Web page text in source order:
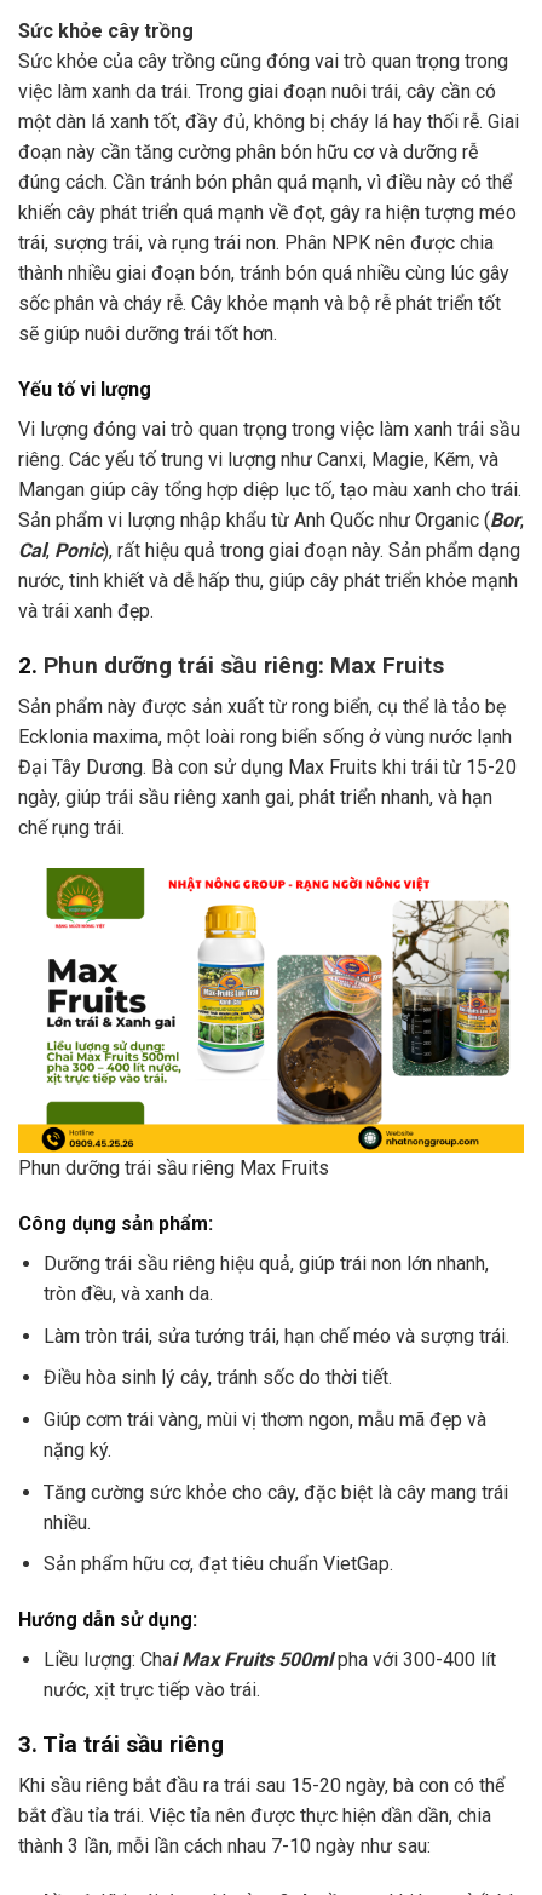
Sức khỏe cây trồng
Sức khỏe của cây trồng cũng đóng vai trò quan trọng trong
việc làm xanh da trái. Trong giai đoạn nuôi trái, cây cần có
một dàn lá xanh tốt, đầy đủ, không bị cháy lá hay thối rễ. Giai
đoạn này cần tăng cường phân bón hữu cơ và dưỡng rễ
đúng cách. Cần tránh bón phân quá mạnh, vì điều này có thể
khiến cây phát triển quá mạnh về đọt, gây ra hiện tượng méo
trái, sượng trái, và rụng trái non. Phân NPK nên được chia
thành nhiều giai đoạn bón, tránh bón quá nhiều cùng lúc gây
sốc phân và cháy rễ. Cây khỏe mạnh và bộ rễ phát triển tốt
sẽ giúp nuôi dưỡng trái tốt hơn.
Yếu tố vi lượng
Vi lượng đóng vai trò quan trọng trong việc làm xanh trái sầu
riêng. Các yếu tố trung vi lượng như Canxi, Magie, Kẽm, và
Mangan giúp cây tổng hợp diệp lục tố, tạo màu xanh cho trái.
Sản phẩm vi lượng nhập khẩu từ Anh Quốc như Organic (Bor,
Cal, Ponic), rất hiệu quả trong giai đoạn này. Sản phẩm dạng
nước, tinh khiết và dễ hấp thu, giúp cây phát triển khỏe mạnh
và trái xanh đẹp.
2. Phun dưỡng trái sầu riêng: Max Fruits
Sản phẩm này được sản xuất từ rong biển, cụ thể là tảo bẹ
Ecklonia maxima, một loài rong biển sống ở vùng nước lạnh
Đại Tây Dương. Bà con sử dụng Max Fruits khi trái từ 15-20
ngày, giúp trái sầu riêng xanh gai, phát triển nhanh, và hạn
chế rụng trái.
Phun dưỡng trái sầu riêng Max Fruits
Công dụng sản phẩm:
Dưỡng trái sầu riêng hiệu quả, giúp trái non lớn nhanh,
tròn đều, và xanh da.
Làm tròn trái, sửa tướng trái, hạn chế méo và sượng trái.
Điều hòa sinh lý cây, tránh sốc do thời tiết.
Giúp cơm trái vàng, mùi vị thơm ngon, mẫu mã đẹp và
nặng ký.
Tăng cường sức khỏe cho cây, đặc biệt là cây mang trái
nhiều.
Sản phẩm hữu cơ, đạt tiêu chuẩn VietGap.
Hướng dẫn sử dụng:
Liều lượng: Chai Max Fruits 500mlpha với 300-400 lít
nước, xịt trực tiếp vào trái.
3. Tỉa trái sầu riêng
Khi sầu riêng bắt đầu ra trái sau 15-20 ngày, bà con có thể
bắt đầu tỉa trái. Việc tỉa nên được thực hiện dần dần, chia
thành 3 lần, mỗi lần cách nhau 7-10 ngày như sau: